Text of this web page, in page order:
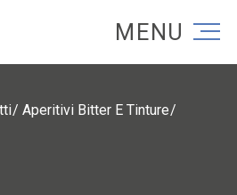
Aperitivi Bitter E Tinture